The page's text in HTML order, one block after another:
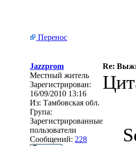
Перенос
Jazzprom
Re:
Местный житель
Зарегистрирован:
16/09/2010 13:16
Из: Тамбовская обл.
Група:
Зарегистрированные
пользователи
Сообщений: 228